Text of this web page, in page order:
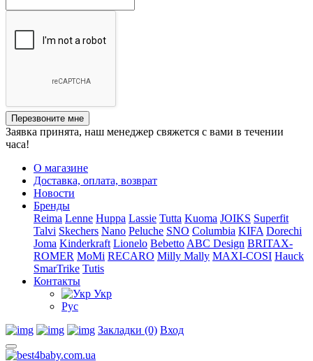
Перезвоните мне
Заявка принята, наш менеджер свяжется с вами в течении
часа!
О магазине
Доставка, оплата, возврат
Новости
Бренды
Reima Lenne Huppa Lassie Tutta Kuoma JOIKS Superfit
Talvi Skechers Nano Peluche SNO Columbia KIFA Dorechi
Joma Kinderkraft Lionelo Bebetto ABC Design BRITAX-
ROMER MoMi RECARO Milly Mally MAXI-COSI Hauck
SmarTrike Tutis
Контакты
Укр
Рус
Закладки (0) Вход